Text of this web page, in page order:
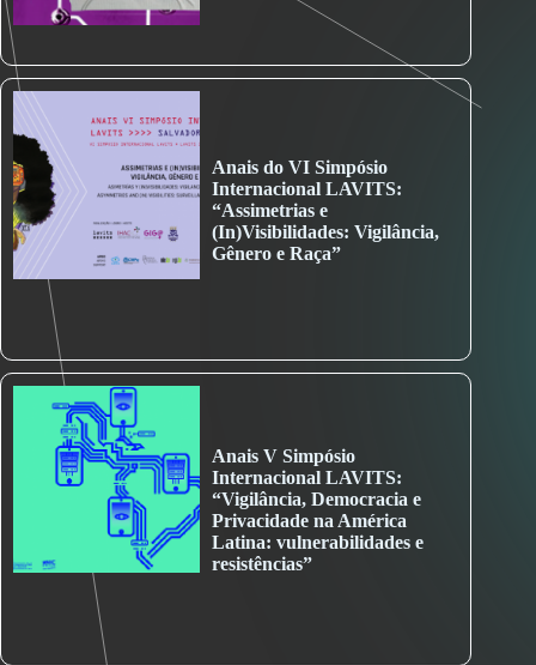
Anais do VI Simpósio
Internacional LAVITS:
“Assimetrias e
(In)Visibilidades: Vigilância,
Gênero e Raça”
Anais V Simpósio
Internacional LAVITS:
“Vigilância, Democracia e
Privacidade na América
Latina: vulnerabilidades e
resistências”